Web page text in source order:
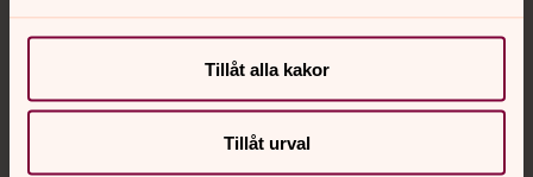
Tillåt alla kakor
Tillåt urval
Kalender
Hitta snabbt